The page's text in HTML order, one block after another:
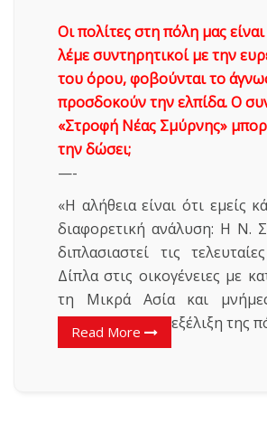
Οι πολίτες στη πόλη μας
λέμε συντηρητικοί με την
του όρου, φοβούνται το
προσδοκούν την ελπίδα. Ο
«Στροφή Νέας Σμύρνης»
την δώσει;
—-
«Η αλήθεια είναι ότι εμείς
διαφορετική ανάλυση: Η Ν.
διπλασιαστεί τις
Δίπλα στις οικογένειες με
τη Μικρά Ασία και
εξέλιξη της
Read More